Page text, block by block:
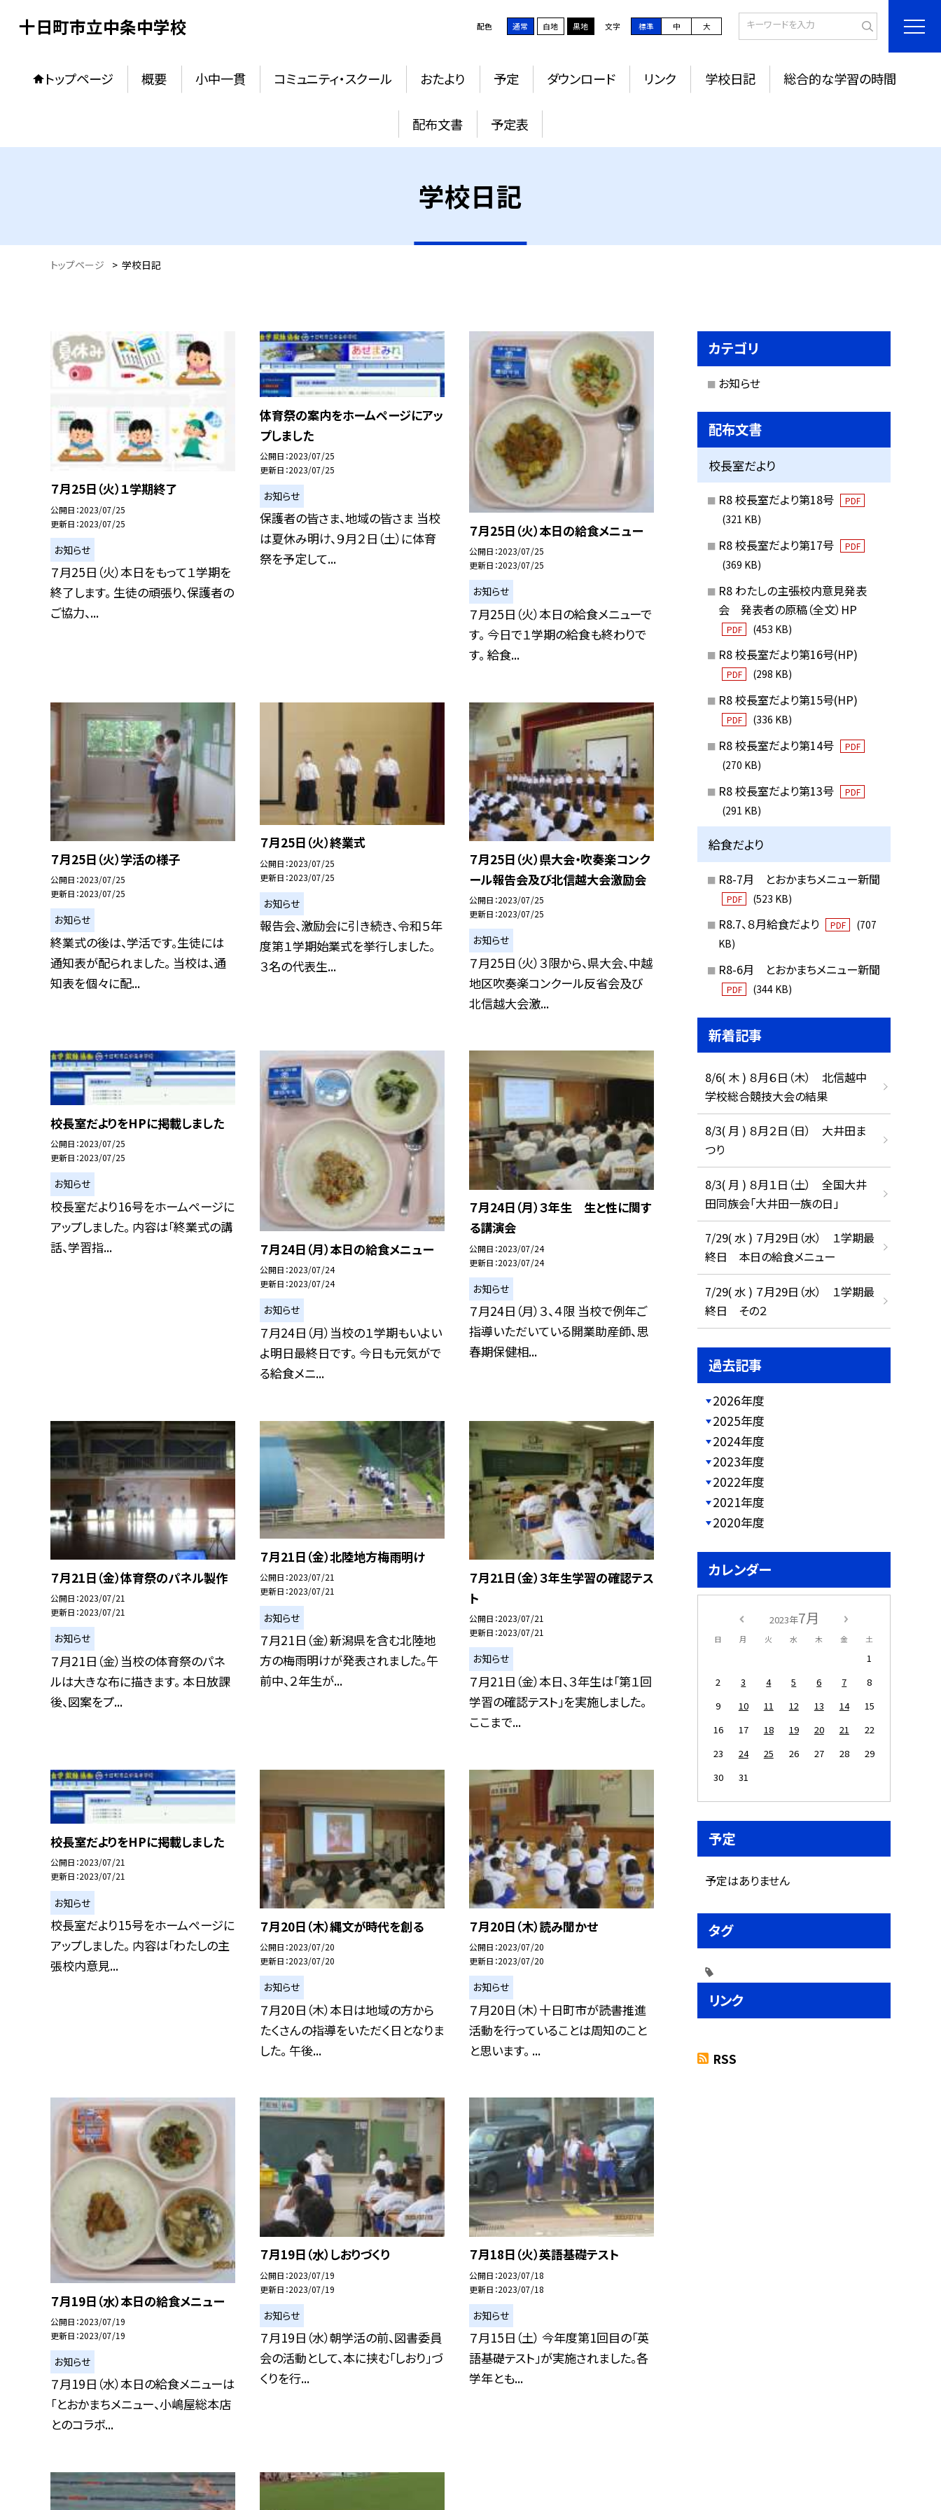
十日町市立中条中学校 配色 通常 白地 黒地 文字 標準 中 大
トップページ 概要 小中一貫 コミュニティ・スクール おたより 予定 ダウンロード リンク 学校日記 総合的な学習の時間
配布文書 予定表
学校日記
トップページ > 学校日記
７月25日（火）１学期終了
公開日 2023/07/25
更新日 2023/07/25
お知らせ
７月25日（火）本日をもって１学期を
終了します。 生徒の頑張り、保護者の
ご協力、...
体育祭の案内をホームページにアッ
プしました
公開日 2023/07/25
更新日 2023/07/25
お知らせ
保護者の皆さま、地域の皆さま 当校
は夏休み明け、９月２日（土）に体育
祭を予定して...
７月25日（火）本日の給食メニュー
公開日 2023/07/25
更新日 2023/07/25
お知らせ
７月25日（火）本日の給食メニューで
す。 今日で１学期の給食も終わりで
す。 給食...
７月25日（火）学活の様子
公開日 2023/07/25
更新日 2023/07/25
お知らせ
終業式の後は、学活です。生徒には
通知表が配られました。 当校は、通
知表を個々に配...
７月25日（火）終業式
公開日 2023/07/25
更新日 2023/07/25
お知らせ
報告会、激励会に引き続き、令和５年
度第１学期始業式を挙行しました。
３名の代表生...
７月25日（火）県大会・吹奏楽コンク
ール報告会及び北信越大会激励会
公開日 2023/07/25
更新日 2023/07/25
お知らせ
７月25日（火）３限から、県大会、中越
地区吹奏楽コンクール反省会及び
北信越大会激...
校長室だよりをHPに掲載しました
公開日 2023/07/25
更新日 2023/07/25
お知らせ
校長室だより16号をホームページに
アップしました。 内容は「終業式の講
話、学習指...
７月24日（月）本日の給食メニュー
公開日 2023/07/24
更新日 2023/07/24
お知らせ
７月24日（月）当校の１学期もいよい
よ明日最終日です。 今日も元気がで
る給食メニ...
７月24日（月）３年生 生と性に関す
る講演会
公開日 2023/07/24
更新日 2023/07/24
お知らせ
７月24日（月）３、４限 当校で例年ご
指導いただいている開業助産師、思
春期保健相...
７月21日（金）体育祭のパネル製作
公開日 2023/07/21
更新日 2023/07/21
お知らせ
７月21日（金）当校の体育祭のパネ
ルは大きな布に描きます。 本日放課
後、図案をプ...
７月21日（金）北陸地方梅雨明け
公開日 2023/07/21
更新日 2023/07/21
お知らせ
７月21日（金）新潟県を含む北陸地
方の梅雨明けが発表されました。午
前中、２年生が...
７月21日（金）３年生学習の確認テス
ト
公開日 2023/07/21
更新日 2023/07/21
お知らせ
７月21日（金）本日、３年生は「第１回
学習の確認テスト」を実施しました。
ここまで...
校長室だよりをHPに掲載しました
公開日 2023/07/21
更新日 2023/07/21
お知らせ
校長室だより15号をホームページに
アップしました。 内容は「わたしの主
張校内意見...
７月20日（木）縄文が時代を創る
公開日 2023/07/20
更新日 2023/07/20
お知らせ
７月20日（木）本日は地域の方から
たくさんの指導をいただく日となりま
した。 午後...
７月20日（木）読み聞かせ
公開日 2023/07/20
更新日 2023/07/20
お知らせ
７月20日（木）十日町市が読書推進
活動を行っていることは周知のこと
と思います。 ...
７月19日（水）本日の給食メニュー
公開日 2023/07/19
更新日 2023/07/19
お知らせ
７月19日（水）本日の給食メニューは
「とおかまちメニュー、小嶋屋総本店
とのコラボ...
７月19日（水）しおりづくり
公開日 2023/07/19
更新日 2023/07/19
お知らせ
７月19日（水）朝学活の前、図書委員
会の活動として、本に挟む「しおり」づ
くりを行...
７月18日（火）英語基礎テスト
公開日 2023/07/18
更新日 2023/07/18
お知らせ
７月15日（土） 今年度第1回目の「英
語基礎テスト」が実施されました。各
学年とも...
カテゴリ
お知らせ
配布文書
校長室だより
R8 校長室だより第18号 PDF
(321 KB)
R8 校長室だより第17号 PDF
(369 KB)
R8 わたしの主張校内意見発表
会 発表者の原稿（全文）HP
PDF (453 KB)
R8 校長室だより第16号(HP)
PDF (298 KB)
R8 校長室だより第15号(HP)
PDF (336 KB)
R8 校長室だより第14号 PDF
(270 KB)
R8 校長室だより第13号 PDF
(291 KB)
給食だより
R8-7月 とおかまちメニュー新聞
PDF (523 KB)
R8.7、８月給食だより PDF
(707
KB)
R8-6月 とおかまちメニュー新聞
PDF (344 KB)
新着記事
8/6( 木 ) ８月６日（木） 北信越中
学校総合競技大会の結果
8/3( 月 ) ８月２日（日） 大井田ま
つり
8/3( 月 ) ８月１日（土） 全国大井
田同族会「大井田一族の日」
7/29( 水 ) ７月29日（水） １学期最
終日 本日の給食メニュー
7/29( 水 ) ７月29日（水） １学期最
終日 その２
過去記事
2026年度
2025年度
2024年度
2023年度
2022年度
2021年度
2020年度
カレンダー
2023年7月
日 月 火 水 木 金 土
1
2
3 4 5 6 7
8
9
10 11 12 13 14
15
16
17 18 19 20 21
22
23
24 25 26 27 28
29
30
31
予定
予定はありません
タグ
リンク
RSS